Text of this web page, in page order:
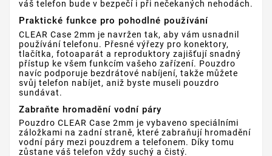
váš telefon bude v bezpečí i při nečekaných nehodách.
Praktické funkce pro pohodlné používání
CLEAR Case 2mm je navržen tak, aby vám usnadnil
používání telefonu. Přesné výřezy pro konektory,
tlačítka, fotoaparát a reproduktory zajišťují snadný
přístup ke všem funkcím vašeho zařízení. Pouzdro
navíc podporuje bezdrátové nabíjení, takže můžete
svůj telefon nabíjet, aniž byste museli pouzdro
sundávat.
Zabraňte hromadění vodní páry
Pouzdro CLEAR Case 2mm je vybaveno speciálními
záložkami na zadní straně, které zabraňují hromadění
vodní páry mezi pouzdrem a telefonem. Díky tomu
zůstane váš telefon vždy suchý a čistý.